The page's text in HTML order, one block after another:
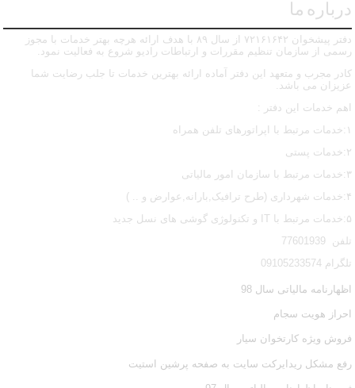
درباره ما
دفتر پیشخوان ۷۲۱۶۱۶۴۲ از سال ۸۹ با هدف ارائه هرچه بهتر خدمات با مجوز
رسمی از سازمان تنظیم مقررات و ارتباطات رادیو شروع به فعالیت نمود.
کادر مجرب و متعهد این دفتر آماده ارائه بهترین خدمات تا جلب رضایت شما
عزیزان می باشد.
اهم خدمات این دفتر :
۱:خدمات مرتبط با اپراتورهای تلفن همراه
۲:خدمات پستی
۳:خدمات مرتبط با سازمان امور مالیاتی
۴:خدمات شهرداری (طرح ترافیک,بارانه,عوارض و .. )
۵:خدمات مرتبط با IT و تکنولوژی گوشی های نسل جدید
تلفن 77601939
تلگرام 09105233574
اظهارنامه مالیاتی سال 98
احراز هویت سجام
فروش ویژه کارتخوان سیار
رفع مشکل ریدایرکت سایت به صفحه پرشین استیت